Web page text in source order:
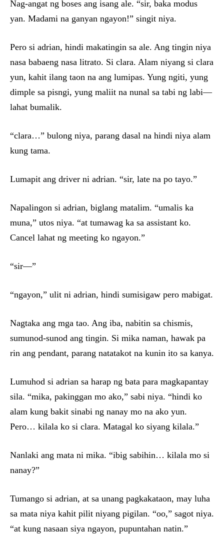
Nag-angat ng boses ang isang ale. “sir, baka modus
yan. Madami na ganyan ngayon!” singit niya.
Pero si adrian, hindi makatingin sa ale. Ang tingin niya
nasa babaeng nasa litrato. Si clara. Alam niyang si clara
yun, kahit ilang taon na ang lumipas. Yung ngiti, yung
dimple sa pisngi, yung maliit na nunal sa tabi ng labi—
lahat bumalik.
“clara…” bulong niya, parang dasal na hindi niya alam
kung tama.
Lumapit ang driver ni adrian. “sir, late na po tayo.”
Napalingon si adrian, biglang matalim. “umalis ka
muna,” utos niya. “at tumawag ka sa assistant ko.
Cancel lahat ng meeting ko ngayon.”
“sir—”
“ngayon,” ulit ni adrian, hindi sumisigaw pero mabigat.
Nagtaka ang mga tao. Ang iba, nabitin sa chismis,
sumunod-sunod ang tingin. Si mika naman, hawak pa
rin ang pendant, parang natatakot na kunin ito sa kanya.
Lumuhod si adrian sa harap ng bata para magkapantay
sila. “mika, pakinggan mo ako,” sabi niya. “hindi ko
alam kung bakit sinabi ng nanay mo na ako yun.
Pero… kilala ko si clara. Matagal ko siyang kilala.”
Nanlaki ang mata ni mika. “ibig sabihin… kilala mo si
nanay?”
Tumango si adrian, at sa unang pagkakataon, may luha
sa mata niya kahit pilit niyang pigilan. “oo,” sagot niya.
“at kung nasaan siya ngayon, pupuntahan natin.”